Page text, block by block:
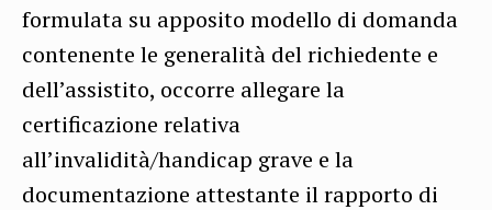
formulata su apposito modello di domanda
contenente le generalità del richiedente e
dell’assistito, occorre allegare la
certificazione relativa
all’invalidità/handicap grave e la
documentazione attestante il rapporto di